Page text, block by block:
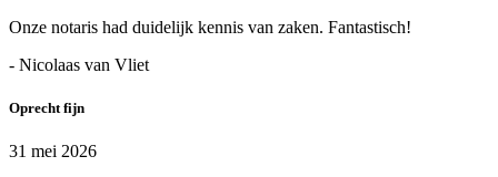
Onze notaris had duidelijk kennis van zaken. Fantastisch!
- Nicolaas van Vliet
Oprecht fijn
31 mei 2026